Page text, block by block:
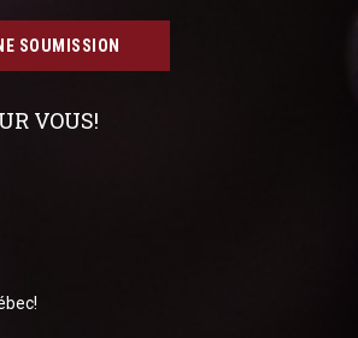
SOUMISSION
VOUS!